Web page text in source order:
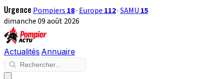
Urgence Pompiers 18· Europe 112·SAMU 15
dimanche 09 août 2026
Actualités Annuaire